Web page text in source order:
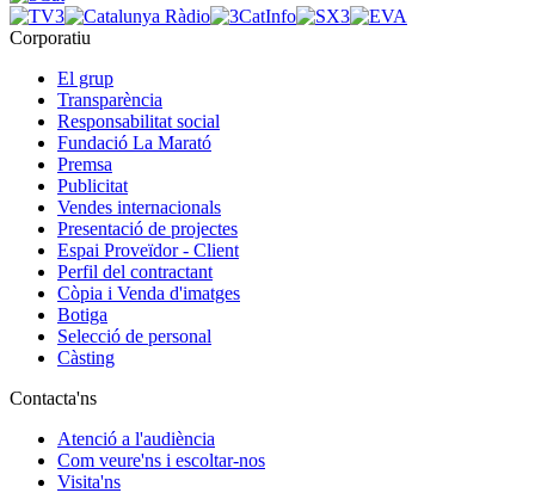
Corporatiu
El grup
Transparència
Responsabilitat social
Fundació La Marató
Premsa
Publicitat
Vendes internacionals
Presentació de projectes
Espai Proveïdor - Client
Perfil del contractant
Còpia i Venda d'imatges
Botiga
Selecció de personal
Càsting
Contacta'ns
Atenció a l'audiència
Com veure'ns i escoltar-nos
Visita'ns